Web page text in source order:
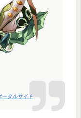
タルサイト